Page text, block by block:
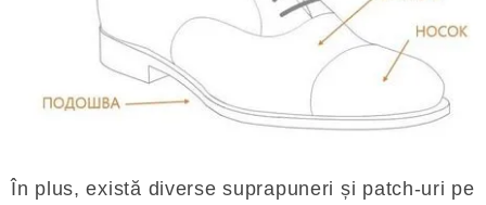
În plus, există diverse suprapuneri și patch-uri pe